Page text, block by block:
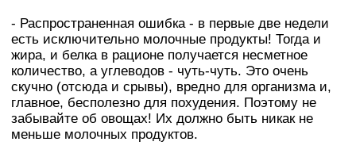
- Распространенная ошибка - в первые две недели
есть исключительно молочные продукты! Тогда и
жира, и белка в рационе получается несметное
количество, а углеводов - чуть-чуть. Это очень
скучно (отсюда и срывы), вредно для организма и,
главное, бесполезно для похудения. Поэтому не
забывайте об овощах! Их должно быть никак не
меньше молочных продуктов.